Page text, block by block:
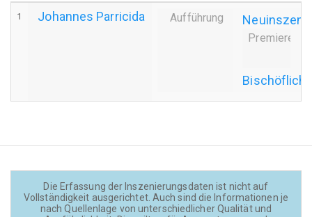
1 Johannes Parricida Aufführung
Premiere
Die Erfassung der Inszenierungsdaten ist nicht auf
Vollständigkeit ausgerichtet. Auch sind die Informationen je
nach Quellenlage von unterschiedlicher Qualität und